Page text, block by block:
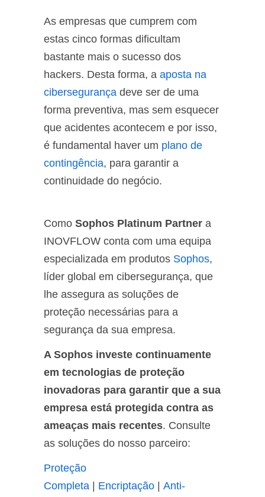
As empresas que cumprem com
estas cinco formas dificultam
bastante mais o sucesso dos
hackers. Desta forma, a aposta na
cibersegurança deve ser de uma
forma preventiva, mas sem esquecer
que acidentes acontecem e por isso,
é fundamental haver um plano de
contingência, para garantir a
continuidade do negócio.
Como Sophos Platinum Partner a
INOVFLOW conta com uma equipa
especializada em produtos Sophos,
líder global em cibersegurança, que
lhe assegura as soluções de
proteção necessárias para a
segurança da sua empresa.
A Sophos investe continuamente
em tecnologias de proteção
inovadoras para garantir que a sua
empresa está protegida contra as
ameaças mais recentes. Consulte
as soluções do nosso parceiro:
Proteção
Completa
Encriptação
Anti-